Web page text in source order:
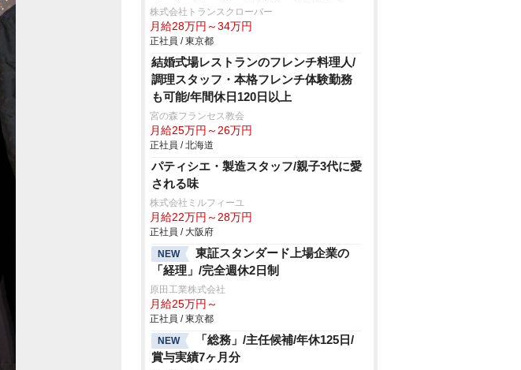
株式会社トランスクローバー
月給28万円～34万円
正社員 / 東京都
結婚式場レストランのフレンチ料理人/
調理スタッフ・本格フレンチ体験勤務
も可能/年間休日120日以上
宮の森フランセス教会
月給25万円～26万円
正社員 / 北海道
パティシエ・製造スタッフ/親子3代に愛
される味
株式会社ミルフィーユ
月給22万円～28万円
正社員 / 大阪府
NEW
東証スタンダード上場企業の
「経理」/完全週休2日制
原田工業株式会社
月給25万円～
正社員 / 東京都
NEW
「総務」/主任候補/年休125日/
賞与実績7ヶ月分